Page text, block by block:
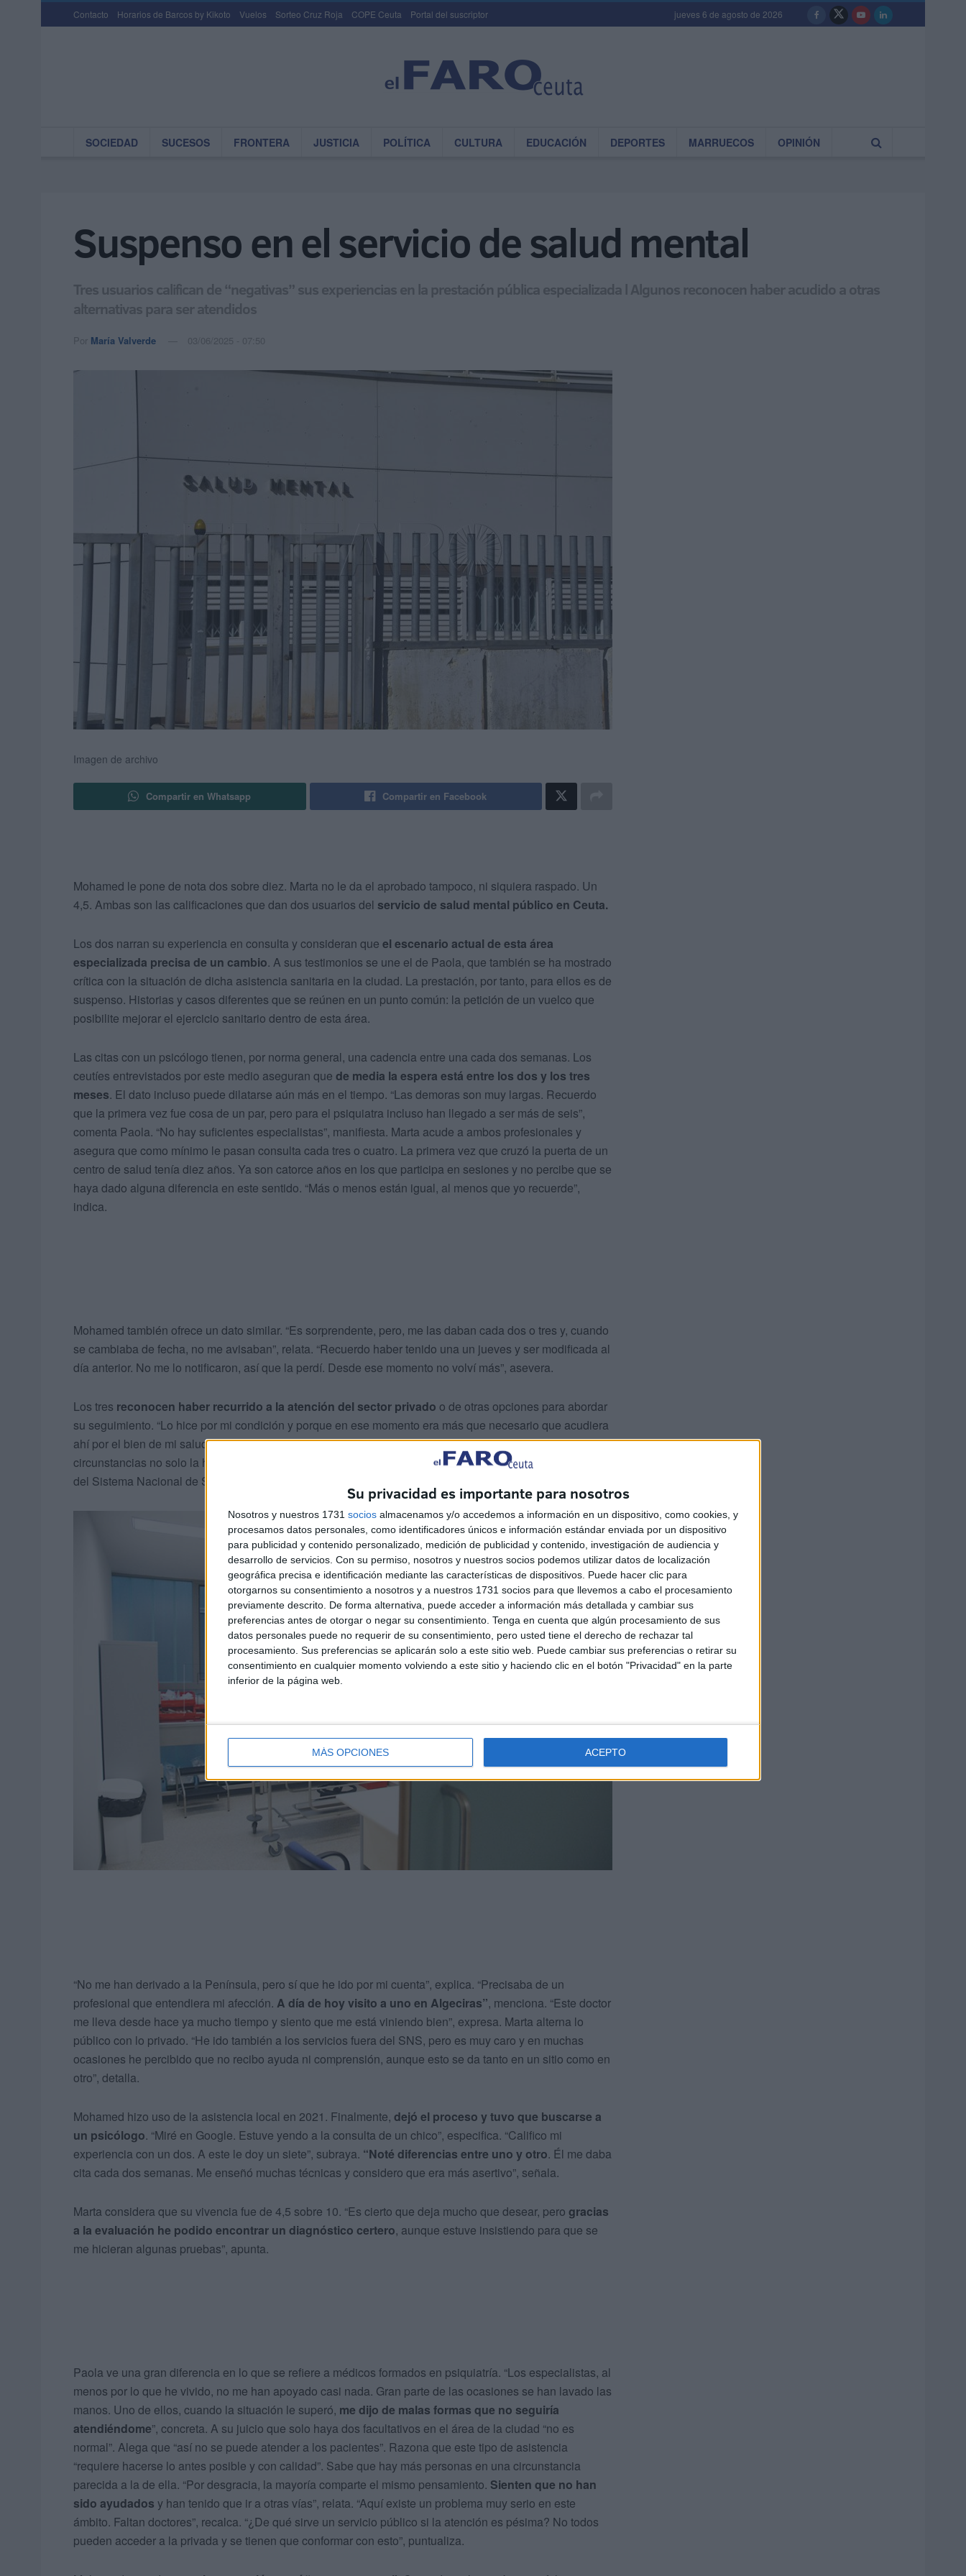
Su privacidad es importante para nosotros
Nosotros y nuestros 1731 socios almacenamos y/o accedemos a información en un dispositivo, como cookies, y
procesamos datos personales, como identificadores únicos e información estándar enviada por un dispositivo
para publicidad y contenido personalizado, medición de publicidad y contenido, investigación de audiencia y
desarrollo de servicios. Con su permiso, nosotros y nuestros socios podemos utilizar datos de localización
geográfica precisa e identificación mediante las características de dispositivos. Puede hacer clic para
otorgarnos su consentimiento a nosotros y a nuestros 1731 socios para que llevemos a cabo el procesamiento
previamente descrito. De forma alternativa, puede acceder a información más detallada y cambiar sus
preferencias antes de otorgar o negar su consentimiento. Tenga en cuenta que algún procesamiento de sus
datos personales puede no requerir de su consentimiento, pero usted tiene el derecho de rechazar tal
procesamiento. Sus preferencias se aplicarán solo a este sitio web. Puede cambiar sus preferencias o retirar su
consentimiento en cualquier momento volviendo a este sitio y haciendo clic en el botón "Privacidad" en la parte
inferior de la página web.
MÁS OPCIONES ACEPTO
Contacto Horarios de Barcos by Kikoto Vuelos Sorteo Cruz Roja COPE Ceuta Portal del suscriptor jueves 6 de agosto de 2026
SOCIEDAD SUCESOS FRONTERA JUSTICIA POLÍTICA CULTURA EDUCACIÓN DEPORTES MARRUECOS OPINIÓN
Suspenso en el servicio de salud mental
Tres usuarios califican de “negativas” sus experiencias en la prestación pública especializada l Algunos reconocen haber acudido a otras
alternativas para ser atendidos
Por María Valverde 03/06/2025 - 07:50
Imagen de archivo
Compartir en Whatsapp Compartir en Facebook
Mohamed le pone de nota dos sobre diez. Marta no le da el aprobado tampoco, ni siquiera raspado. Un
4,5. Ambas son las calificaciones que dan dos usuarios del servicio de salud mental público en Ceuta.
Los dos narran su experiencia en consulta y consideran que el escenario actual de esta área
especializada precisa de un cambio. A sus testimonios se une el de Paola, que también se ha mostrado
crítica con la situación de dicha asistencia sanitaria en la ciudad. La prestación, por tanto, para ellos es de
suspenso. Historias y casos diferentes que se reúnen en un punto común: la petición de un vuelco que
posibilite mejorar el ejercicio sanitario dentro de esta área.
Las citas con un psicólogo tienen, por norma general, una cadencia entre una cada dos semanas. Los
ceutíes entrevistados por este medio aseguran que de media la espera está entre los dos y los tres
meses. El dato incluso puede dilatarse aún más en el tiempo. “Las demoras son muy largas. Recuerdo
que la primera vez fue cosa de un par, pero para el psiquiatra incluso han llegado a ser más de seis”,
comenta Paola. “No hay suficientes especialistas”, manifiesta. Marta acude a ambos profesionales y
asegura que como mínimo le pasan consulta cada tres o cuatro. La primera vez que cruzó la puerta de un
centro de salud tenía diez años. Ya son catorce años en los que participa en sesiones y no percibe que se
haya dado alguna diferencia en este sentido. “Más o menos están igual, al menos que yo recuerde”,
indica.
Mohamed también ofrece un dato similar. “Es sorprendente, pero, me las daban cada dos o tres y, cuando
se cambiaba de fecha, no me avisaban”, relata. “Recuerdo haber tenido una un jueves y ser modificada al
día anterior. No me lo notificaron, así que la perdí. Desde ese momento no volví más”, asevera.
Los tres reconocen haber recurrido a la atención del sector privado o de otras opciones para abordar
su seguimiento. “Lo hice por mi condición y porque en ese momento era más que necesario que acudiera
ahí por el bien de mi salud mental”, admite Paola. Ella comenzó a tomar este atajo a los 17. Las
circunstancias no solo la han llevado a este terreno, también ha buscado apoyo fuera de la ciudad dentro
del Sistema Nacional de Salud.
“No me han derivado a la Península, pero sí que he ido por mi cuenta”, explica. “Precisaba de un
profesional que entendiera mi afección. A día de hoy visito a uno en Algeciras”, menciona. “Este doctor
me lleva desde hace ya mucho tiempo y siento que me está viniendo bien”, expresa. Marta alterna lo
público con lo privado. “He ido también a los servicios fuera del SNS, pero es muy caro y en muchas
ocasiones he percibido que no recibo ayuda ni comprensión, aunque esto se da tanto en un sitio como en
otro”, detalla.
Mohamed hizo uso de la asistencia local en 2021. Finalmente, dejó el proceso y tuvo que buscarse a
un psicólogo. “Miré en Google. Estuve yendo a la consulta de un chico”, especifica. “Califico mi
experiencia con un dos. A este le doy un siete”, subraya. “Noté diferencias entre uno y otro. Él me daba
cita cada dos semanas. Me enseñó muchas técnicas y considero que era más asertivo”, señala.
Marta considera que su vivencia fue de 4,5 sobre 10. “Es cierto que deja mucho que desear, pero gracias
a la evaluación he podido encontrar un diagnóstico certero, aunque estuve insistiendo para que se
me hicieran algunas pruebas”, apunta.
Paola ve una gran diferencia en lo que se refiere a médicos formados en psiquiatría. “Los especialistas, al
menos por lo que he vivido, no me han apoyado casi nada. Gran parte de las ocasiones se han lavado las
manos. Uno de ellos, cuando la situación le superó, me dijo de malas formas que no seguiría
atendiéndome”, concreta. A su juicio que solo haya dos facultativos en el área de la ciudad “no es
normal”. Alega que “así no se puede atender a los pacientes”. Razona que este tipo de asistencia
“requiere hacerse lo antes posible y con calidad”. Sabe que hay más personas en una circunstancia
parecida a la de ella. “Por desgracia, la mayoría comparte el mismo pensamiento. Sienten que no han
sido ayudados y han tenido que ir a otras vías”, relata. “Aquí existe un problema muy serio en este
ámbito. Faltan doctores”, recalca. “¿De qué sirve un servicio público si la atención es pésima? No todos
pueden acceder a la privada y se tienen que conformar con esto”, puntualiza.